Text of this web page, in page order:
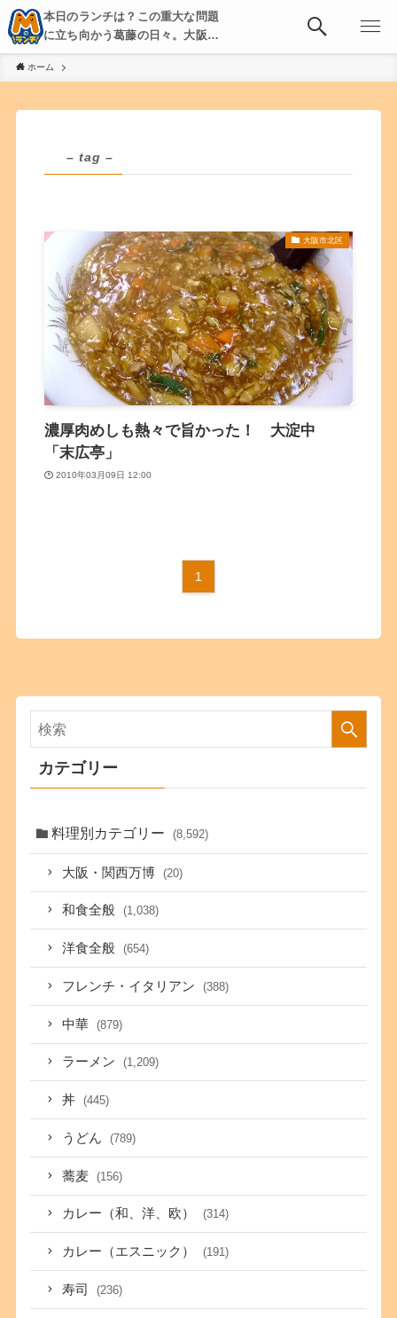
本日のランチは？この重大な問題
に立ち向かう葛藤の日々。大阪・
京都・神戸を中心とした食べ歩
き、飲み歩きを綴る。
ホーム
– tag –
大阪市北区
濃厚肉めしも熱々で旨かった！ 大淀中
「末広亭」
2010年03月09日 12:00
1
カテゴリー
料理別カテゴリー (8,592)
大阪・関西万博 (20)
和食全般 (1,038)
洋食全般 (654)
フレンチ・イタリアン (388)
中華 (879)
ラーメン (1,209)
丼 (445)
うどん (789)
蕎麦 (156)
カレー（和、洋、欧） (314)
カレー（エスニック） (191)
寿司 (236)